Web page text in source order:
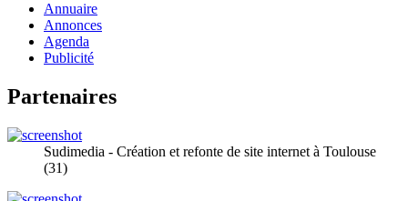
Annuaire
Annonces
Agenda
Publicité
Partenaires
Sudimedia - Création et refonte de site internet à Toulouse
(31)